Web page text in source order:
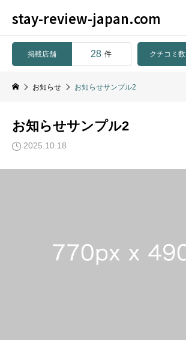
stay-review-japan.com
掲載店舗 28 件 クチコミ数
お知らせ お知らせサンプル2
お知らせサンプル2
2025.10.18